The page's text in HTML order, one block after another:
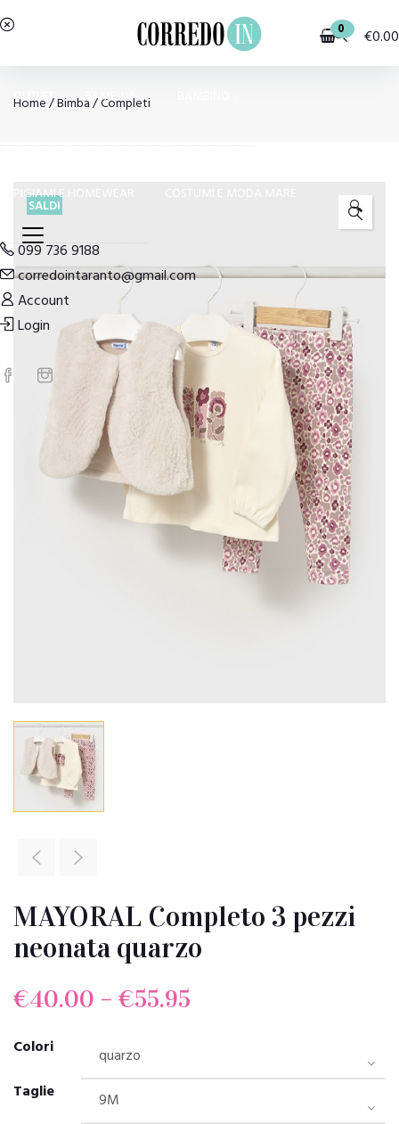
0 €0.00
OUTLET BAMBINA
PIGIAMI E HOMEWEAR
099 736 9188
corredointaranto@gmail.com
Account
Login
Home/Bimba/Completi
SALDI 🔍
MAYORAL Completo 3 pezzi
neonata quarzo
€40.00 – €55.95
Colori
Taglie